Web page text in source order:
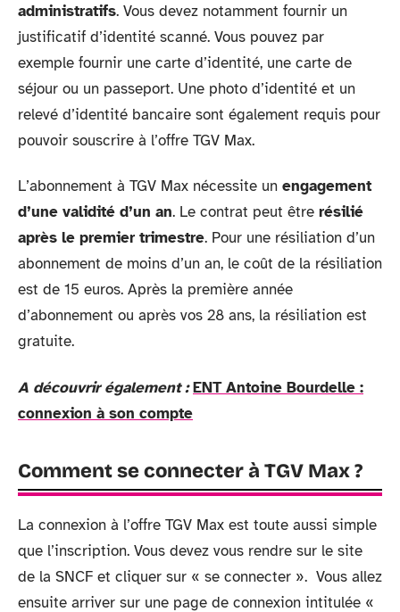
administratifs. Vous devez notamment fournir un
justificatif d’identité scanné. Vous pouvez par
exemple fournir une carte d’identité, une carte de
séjour ou un passeport. Une photo d’identité et un
relevé d’identité bancaire sont également requis pour
pouvoir souscrire à l’offre TGV Max.
L’abonnement à TGV Max nécessite un engagement
d’une validité d’un an. Le contrat peut être résilié
après le premier trimestre. Pour une résiliation d’un
abonnement de moins d’un an, le coût de la résiliation
est de 15 euros. Après la première année
d’abonnement ou après vos 28 ans, la résiliation est
gratuite.
A découvrir également : ENT Antoine Bourdelle :
connexion à son compte
Comment se connecter à TGV Max ?
La connexion à l’offre TGV Max est toute aussi simple
que l’inscription. Vous devez vous rendre sur le site
de la SNCF et cliquer sur « se connecter ». Vous allez
ensuite arriver sur une page de connexion intitulée «